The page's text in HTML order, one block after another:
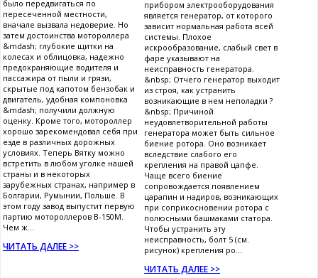
было передвигаться по
пересеченной местности,
вначале вызвала недоверие. Но
затем достоинства мотороллера
&mdash; глубокие щитки на
колесах и облицовка, надежно
предохраняющие водителя и
пассажира от пыли и грязи,
скрытые под капотом бензобак и
двигатель, удобная компоновка
&mdash; получили должную
оценку. Кроме того, мотороллер
хорошо зарекомендовал себя при
езде в различных дорожных
условиях. Теперь Вятку можно
встретить в любом уголке нашей
страны и в некоторых
зарубежных странах, например в
Болгарии, Румынии, Польше. В
этом году завод выпустит первую
партию мотороллеров В-150М.
Чем ж...
ЧИТАТЬ ДАЛЕЕ >>
прибором электрооборудования
является генератор, от которого
зависит нормальная работа всей
системы. Плохое
искрообразование, слабый свет в
фаре указывают на
неисправность генератора.
&nbsp; Отчего генератор выходит
из строя, как устранить
возникающие в нем неполадки ?
&nbsp; Причиной
неудовлетворительной работы
генератора может быть сильное
биение ротора. Оно возникает
вследствие слабого его
крепления на правой цапфе.
Чаще всего биение
сопровождается появлением
царапин и надиров, возникающих
при соприкосновении ротора с
полюсными башмаками статора.
Чтобы устранить эту
неисправность, болт 5 (см.
рисунок) крепления ро...
ЧИТАТЬ ДАЛЕЕ >>